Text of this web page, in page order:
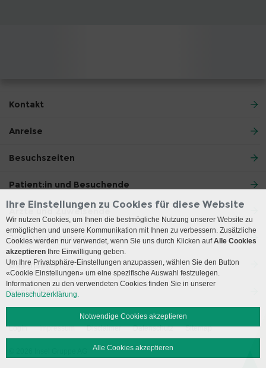
Kontakt
Anreise
Besuchszeiten
Patient:in und Besuchende
Ärzte und Zuweisende
Jobs und Karriere
Das Inselspital
Social Media
Login Impressum Disclaimer Datenschutz Sitemap
Ihre Einstellungen zu Cookies für diese Website
Wir nutzen Cookies, um Ihnen die bestmögliche Nutzung unserer Website zu
ermöglichen und unsere Kommunikation mit Ihnen zu verbessern. Zusätzliche
Cookies werden nur verwendet, wenn Sie uns durch Klicken aufAlle Cookies
akzeptieren Ihre Einwilligung geben.
Um Ihre Privatsphäre-Einstellungen anzupassen, wählen Sie den Button
«Cookie Einstellungen» um eine spezifische Auswahl festzulegen.
Informationen zu den verwendeten Cookies finden Sie in unserer
Datenschutzerklärung.
Notwendige Cookies akzeptieren
Alle Cookies akzeptieren